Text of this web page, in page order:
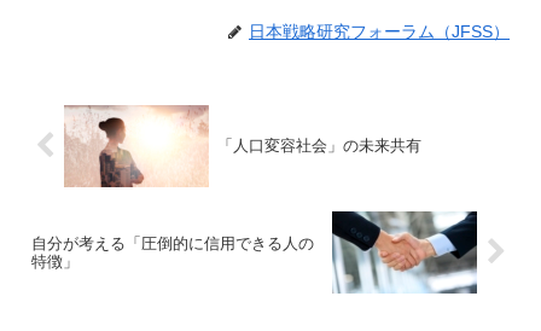
日本戦略研究フォーラム（JFSS）
「人口変容社会」の未来共有
自分が考える「圧倒的に信用できる人の
特徴」